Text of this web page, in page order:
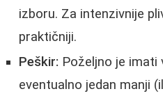
izboru. Za intenzivnije
praktičniji.
Peškir: Poželjno je imati
eventualno jedan manji